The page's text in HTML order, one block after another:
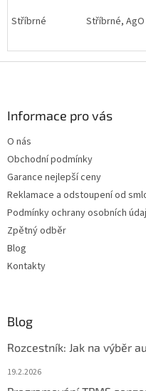
Stříbrné Stříbrné, AgO
Informace pro vás
O nás
Obchodní podmínky
Garance nejlepší ceny
Reklamace a odstoupení od
Podmínky ochrany osobních
Zpětný odběr
Blog
Kontakty
Blog
Rozcestník: Jak na výběr
19.2.2026